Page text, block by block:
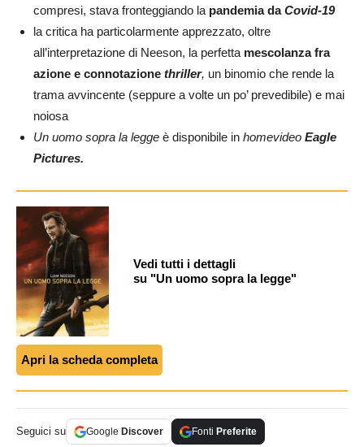
compresi, stava fronteggiando la pandemia daCovid-19
la critica ha particolarmente apprezzato, oltre
all’interpretazione di Neeson, la perfetta mescolanza fra
azione e connotazione thriller, un binomio che rende la
trama avvincente (seppure a volte un po’ prevedibile) e mai
noiosa
Un uomo sopra la legge è disponibile in homevideo Eagle
Pictures.
Vedi tutti i dettagli
su "Un uomo sopra la legge"
Apri la scheda completa
Seguici su Google Discover Fonti Preferite